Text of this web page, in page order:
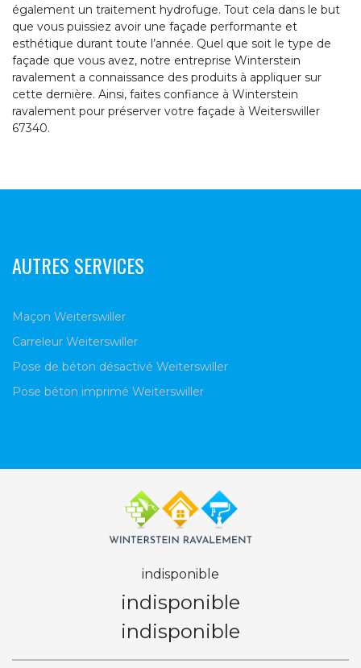
également un traitement hydrofuge. Tout cela dans le but
que vous puissiez avoir une façade performante et
esthétique durant toute l’année. Quel que soit le type de
façade que vous avez, notre entreprise Winterstein
ravalement a connaissance des produits à appliquer sur
cette dernière. Ainsi, faites confiance à Winterstein
ravalement pour préserver votre façade à Weiterswiller
67340.
AUTRES SERVICES
Maçon Weiterswiller
Carreleur Weiterswiller
Pose de béton désactivé Weiterswiller
Pose béton imprimé Weiterswiller
indisponible
indisponible
indisponible